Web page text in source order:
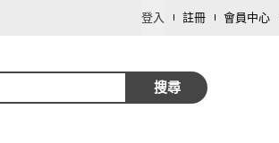
登入 註冊 會員中心
搜尋